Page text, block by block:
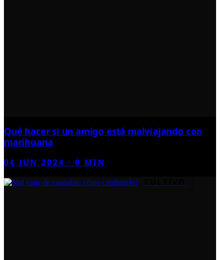
Qué hacer si un amigo está malviajando con
marihuana
04 JUN 2024 ·0 MIN